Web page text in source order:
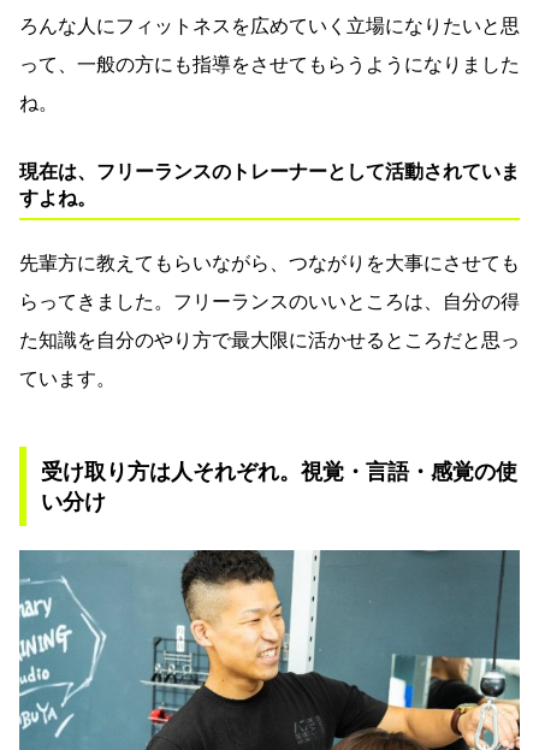
ろんな人にフィットネスを広めていく立場になりたいと思
って、一般の方にも指導をさせてもらうようになりました
ね。
現在は、フリーランスのトレーナーとして活動されていま
すよね。
先輩方に教えてもらいながら、つながりを大事にさせても
らってきました。フリーランスのいいところは、自分の得
た知識を自分のやり方で最大限に活かせるところだと思っ
ています。
受け取り方は人それぞれ。視覚・言語・感覚の使
い分け